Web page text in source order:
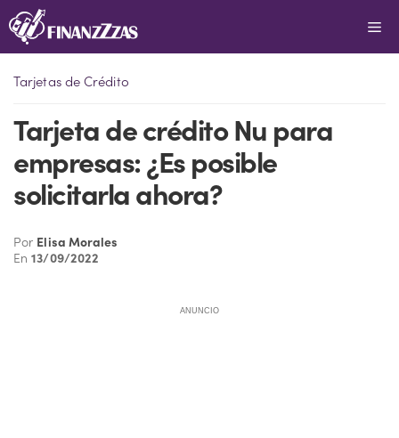
Saltar
al
Tarjetas de Crédito
Tarjeta de crédito Nu para
empresas: ¿Es posible
solicitarla ahora?
Por Elisa Morales
En13/09/2022
ANUNCIO